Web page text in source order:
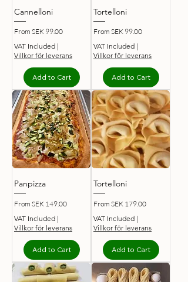
Cannelloni
From SEK 99.00
Sale Price
VAT Included |
Villkor för leverans
Add to Cart
Tortelloni
From SEK 99.00
Sale Price
VAT Included |
Villkor för leverans
Add to Cart
Panpizza
From SEK 149.00
Sale Price
VAT Included |
Villkor för leverans
Add to Cart
Tortelloni
From SEK 179.00
Sale Price
VAT Included |
Villkor för leverans
Add to Cart